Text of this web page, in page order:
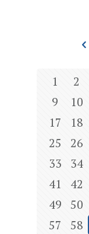
1 2
9
10
17
18
25
26
33
34
41
42
49
50
57
58